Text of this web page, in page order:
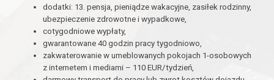
dodatki: 13. pensja, pieniądze wakacyjne, zasiłek rodzinny,
ubezpieczenie zdrowotne i wypadkowe,
cotygodniowe wypłaty,
gwarantowane 40 godzin pracy tygodniowo,
zakwaterowanie w umeblowanych pokojach 1-osobowych
z internetem i mediami – 110 EUR/tydzień,